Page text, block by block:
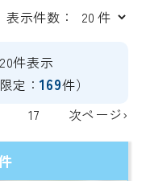
表示件数：
件表示
定：169件）
17 次ページ›